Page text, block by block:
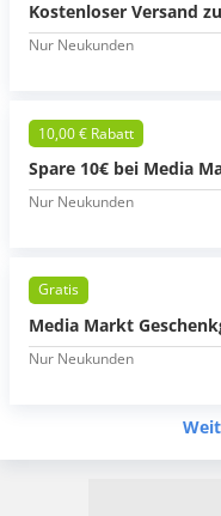
Kostenloser Versand
Nur Neukunden
10,00 € Rabatt
Spare 10€ bei Media
Nur Neukunden
Gratis
Media Markt
Nur Neukunden